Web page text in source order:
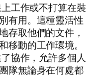
工作或不打算在裝
有用。這種靈活性
存取他們的文件，
移動的工作環境。
協作，允許多個人
隊無論身在何處都